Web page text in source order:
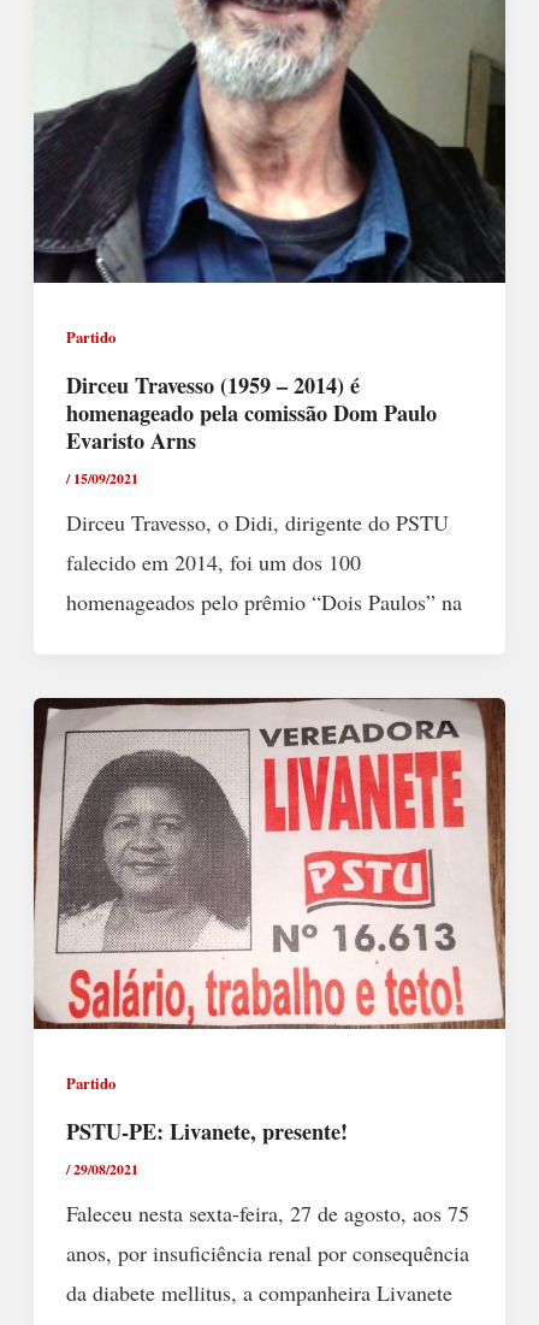
Partido
Dirceu Travesso (1959 – 2014) é
homenageado pela comissão Dom Paulo
Evaristo Arns
/15/09/2021
Dirceu Travesso, o Didi, dirigente do PSTU
falecido em 2014, foi um dos 100
homenageados pelo prêmio “Dois Paulos” na
Partido
PSTU-PE: Livanete, presente!
/29/08/2021
Faleceu nesta sexta-feira, 27 de agosto, aos 75
anos, por insuficiência renal por consequência
da diabete mellitus, a companheira Livanete